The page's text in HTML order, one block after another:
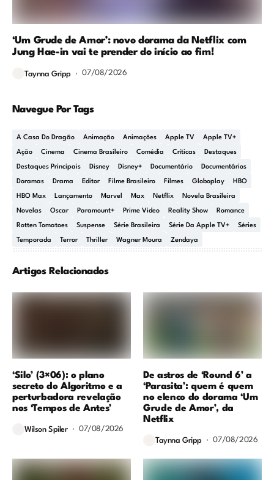
‘Um Grude de Amor’: novo dorama da Netflix com
Jung Hae-in vai te prender do início ao fim!
Taynna Gripp 07/08/2026
Navegue Por Tags
A Casa Do Dragão Animação Animações Apple TV Apple TV+
Ação Cinema Cinema Brasileiro Comédia Críticas Destaques
Destaques Principais Disney Disney+ Documentário Documentários
Doramas Drama Editor Filme Brasileiro Filmes Globoplay HBO
HBO Max Lançamento Marvel Max Netflix Novela Brasileira
Novelas Oscar Paramount+ Prime Video Reality Show Romance
Rotten Tomatoes Suspense Série Brasileira Série Da Apple TV+ Séries
Temporada Terror Thriller Wagner Moura Zendaya
Artigos Relacionados
‘Silo’ (3×06): o plano
secreto do Algoritmo e a
perturbadora revelação
nos ‘Tempos de Antes’
Wilson Spiler 07/08/2026
De astros de ‘Round 6’ a
‘Parasita’: quem é quem
no elenco do dorama ‘Um
Grude de Amor’, da
Netflix
Taynna Gripp 07/08/2026